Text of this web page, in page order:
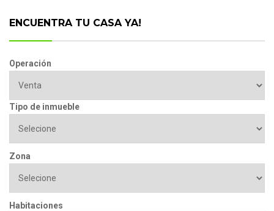
ENCUENTRA TU CASA YA!
Operación
Tipo de inmueble
Zona
Habitaciones